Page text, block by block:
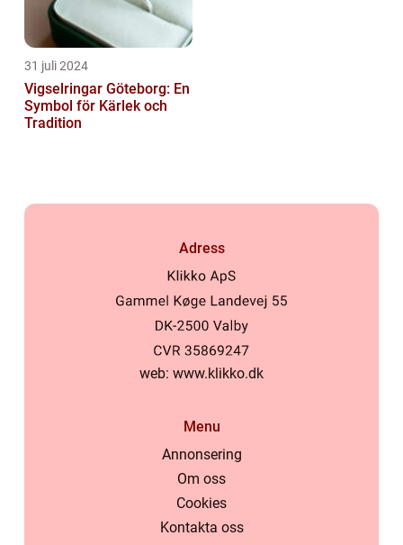
31 juli 2024
Vigselringar Göteborg: En
Symbol för Kärlek och
Tradition
Adress
web: www.klikko.dk
Menu
Annonsering
Om oss
Cookies
Kontakta oss